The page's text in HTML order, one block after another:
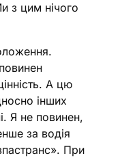
з цим нічого
А цю
інших
Я не повинен,
за водія
При